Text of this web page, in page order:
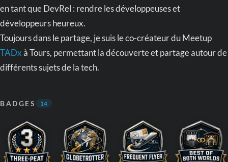
en tant que DevRel : rendre les développeuses et
développeurs heureux.
Toujours dans le partage, je suis le co-créateur du Meetup
TADxà Tours, permettant la découverte et partage autour de
différents sujets de la tech.
BADGES 14